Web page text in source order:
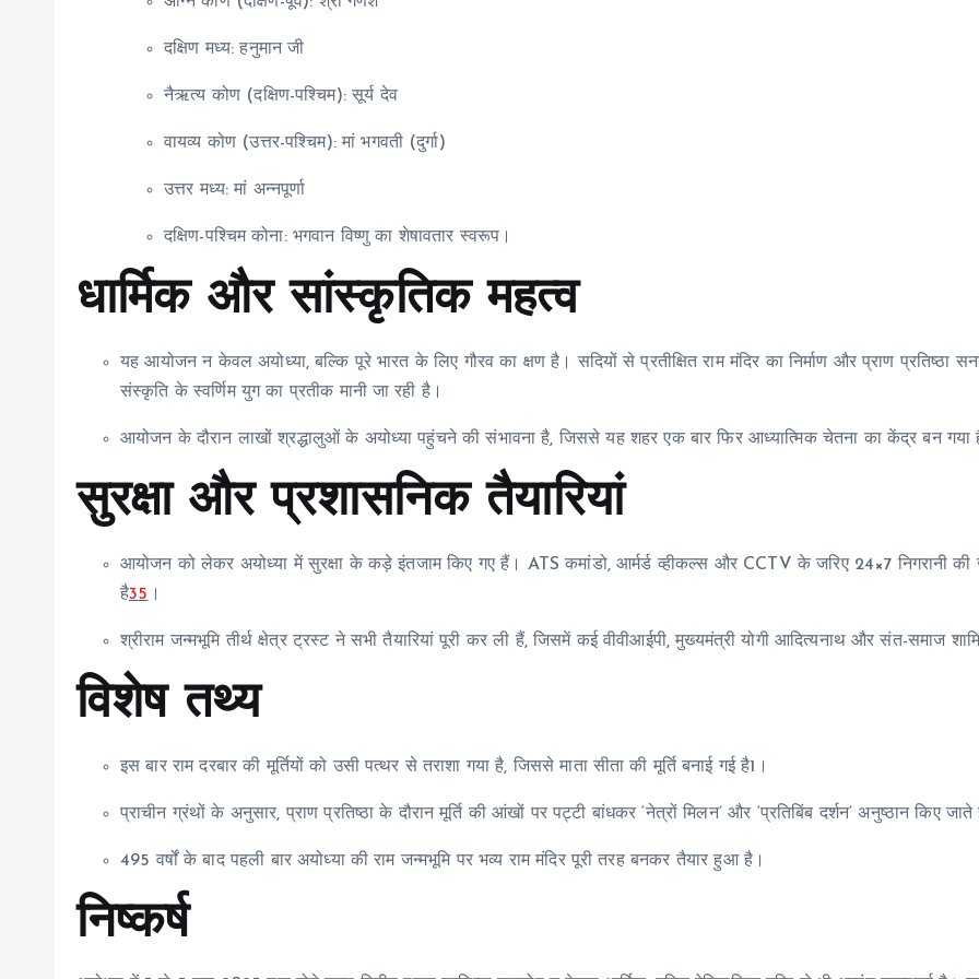
दक्षिण मध्य: हनुमान जी
नैऋत्य कोण (दक्षिण-पश्चिम): सूर्य देव
वायव्य कोण (उत्तर-पश्चिम): मां भगवती (दुर्गा)
उत्तर मध्य: मां अन्नपूर्णा
दक्षिण-पश्चिम कोना: भगवान विष्णु का शेषावतार स्वरूप।
धार्मिक और सांस्कृतिक महत्व
यह आयोजन न केवल अयोध्या, बल्कि पूरे भारत के लिए गौरव का क्षण है। सदियों से प्रतीक्षित राम मंदिर का निर्माण और प्राण प्रतिष्ठा
संस्कृति के स्वर्णिम युग का प्रतीक मानी जा रही है।
आयोजन के दौरान लाखों श्रद्धालुओं के अयोध्या पहुंचने की संभावना है, जिससे यह शहर एक बार फिर आध्यात्मिक चेतना का केंद्र बन गया
सुरक्षा और प्रशासनिक तैयारियां
आयोजन को लेकर अयोध्या में सुरक्षा के कड़े इंतजाम किए गए हैं। ATS कमांडो, आर्मर्ड व्हीकल्स और CCTV के जरिए 24×7 निगरानी की
है35 ।
श्रीराम जन्मभूमि तीर्थ क्षेत्र ट्रस्ट ने सभी तैयारियां पूरी कर ली हैं, जिसमें कई वीवीआईपी, मुख्यमंत्री योगी आदित्यनाथ और संत-समाज
विशेष तथ्य
इस बार राम दरबार की मूर्तियों को उसी पत्थर से तराशा गया है, जिससे माता सीता की मूर्ति बनाई गई है1।
प्राचीन ग्रंथों के अनुसार, प्राण प्रतिष्ठा के दौरान मूर्ति की आंखों पर पट्टी बांधकर ‘नेत्रों मिलन’ और ‘प्रतिबिंब दर्शन’ अनुष्ठान किए जाते
495 वर्षों के बाद पहली बार अयोध्या की राम जन्मभूमि पर भव्य राम मंदिर पूरी तरह बनकर तैयार हुआ है।
निष्कर्ष